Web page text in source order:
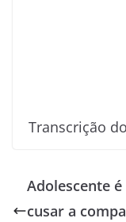
Transcrição
Adolescente
cusar a